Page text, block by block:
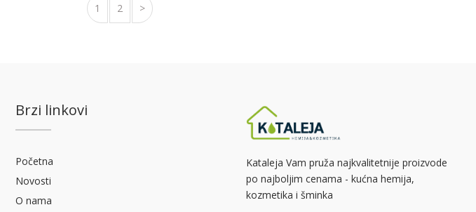
1 2 >
Brzi linkovi
Početna
Novosti
O nama
Kataleja Vam pruža najkvalitetnije proizvode
po najboljim cenama - kućna hemija,
kozmetika i šminka